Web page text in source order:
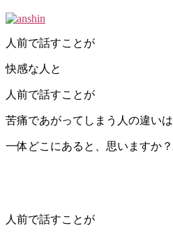
人前で話すことが
快感な人と
人前で話すことが
苦痛であがってしまう人の違いは
一体どこにあると、思いますか？
人前で話すことが